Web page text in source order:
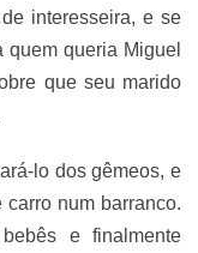
interesseira, e se
queria Miguel
que seu marido
lo dos gêmeos, e
num barranco.
e finalmente